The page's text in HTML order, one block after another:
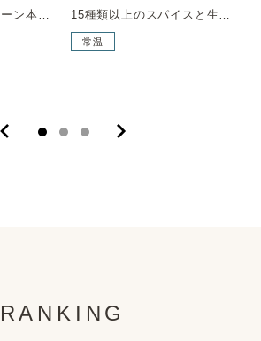
にんにくトムヤムクーン本場タイのスパイス、海老のコクと旨味、爽やかなハーブの酸味が溶け込んだ絶妙な味わいの逸品です。本場タイのシェフも絶賛！ニンニクがたっぷり入っているのに（60%以上）、気になる臭い戻りもありません。お湯や水を注ぐだけでおいしい健康スープの完成です。この辛みはクセになること間違いなし。■アレルゲン：えび・小麦・大豆・鶏肉・りんご■内容量：180g■原材料名：にんにく（青森県産）、トムヤムクンペースト、食塩、チリインオイル、チキンエキス、発酵調味料、しょうゆ、酵母エキス、カエンペッパー、ジンジャーエキス、こしょう、りんご果汁/調味料（アミノ酸等）、pH調整剤、酒精、（一部にえび・小麦・大豆・鶏肉・りんごを含む）■原料原産地名：青森県産（にんにく/福地ホワイト六片種）■賞味期限：製造より1年■栄養成分表示：（100g当たり）エネルギー 113kcal、たんぱく質 5.9g、脂質 0.8g、炭水化物 20.5g、食塩相当量 7.8g■保存方法：直射日光を避け常温保存。開封後は要冷蔵。スープの目安：10倍希釈お好みの濃さに調整してください。 15種類以上のスパイスと生薬を使った本格薬膳にんにくカリースープ。■アレルゲン：小麦・大豆・鶏肉・りんご■内容量：180g■原材料名：にんにく（青森県）、食塩、チキンエキス、発酵調味料、カレーパウダー、しょうゆ、酵母エキス、ジンジャーエキス、こしょう、リンゴ果汁、調味料（アミノ酸等）、酒精、（一部に小麦・大豆・鶏肉・りんごを含む）■原料原産地名：青森県産（にんにく/福地ホワイト六片種）■賞味期限：製造より1年■栄養成分表示：（100g当たり）エネルギー 113kcal、たんぱく質 5.9g、脂質 0.8g、炭水化物 20.5g、食塩相当量 7.77g■保存方法：直射日光を避け常温保存。開封後は要冷蔵。
常温
RANKING